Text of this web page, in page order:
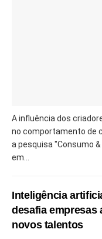
A influência dos
no comportamento de
a pesquisa "Consumo
em...
Inteligência
desafia empresas
novos talentos